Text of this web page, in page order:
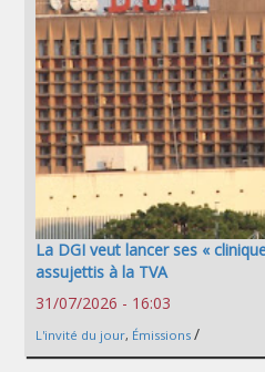
La DGI veut lancer ses «
assujettis à la TVA
31/07/2026 - 16:03
L'invité du jour, Émissions /